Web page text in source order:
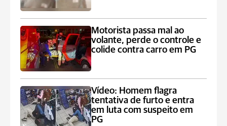
Motorista passa mal ao
volante, perde o controle e
colide contra carro em PG
Vídeo: Homem flagra
tentativa de furto e entra
em luta com suspeito em
PG